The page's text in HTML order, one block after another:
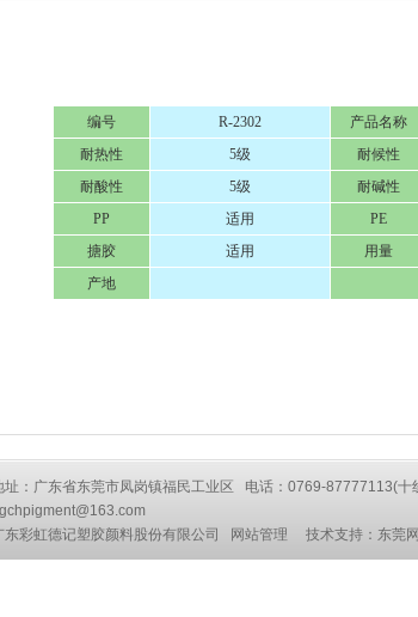
编号 R-2302 产品名称
耐热性
5级 耐候性
耐酸性
5级 耐碱性
PP
适用 PE
搪胶
适用 用量
产地
址：广东省东莞市凤岗镇福民工业区 电话：0769-87777113(
东彩虹德记塑胶颜料股份有限公司
网站管理 技术支持： 东莞